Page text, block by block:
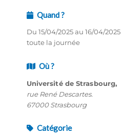
Quand ?
Du 15/04/2025 au 16/04/2025
toute la journée
Où ?
Université de Strasbourg,
rue René Descartes.
67000 Strasbourg
Catégorie